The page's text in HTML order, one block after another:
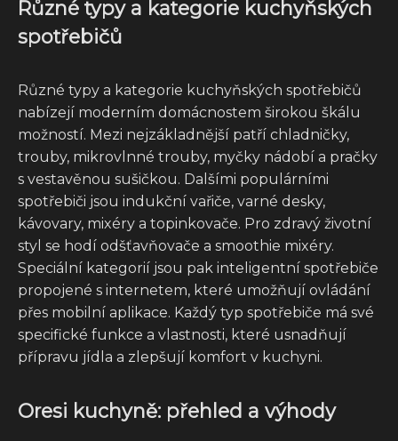
Různé typy a kategorie kuchyňských
spotřebičů
Různé typy a kategorie kuchyňských spotřebičů
nabízejí moderním domácnostem širokou škálu
možností. Mezi nejzákladnější patří chladničky,
trouby, mikrovlnné trouby, myčky nádobí a pračky
s vestavěnou sušičkou. Dalšími populárními
spotřebiči jsou indukční vařiče, varné desky,
kávovary, mixéry a topinkovače. Pro zdravý životní
styl se hodí odšťavňovače a smoothie mixéry.
Speciální kategorií jsou pak inteligentní spotřebiče
propojené s internetem, které umožňují ovládání
přes mobilní aplikace. Každý typ spotřebiče má své
specifické funkce a vlastnosti, které usnadňují
přípravu jídla a zlepšují komfort v kuchyni.
Oresi kuchyně: přehled a výhody